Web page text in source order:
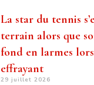
La star du tennis
terrain alors que
fond en larmes
effrayant
29 juillet 2026